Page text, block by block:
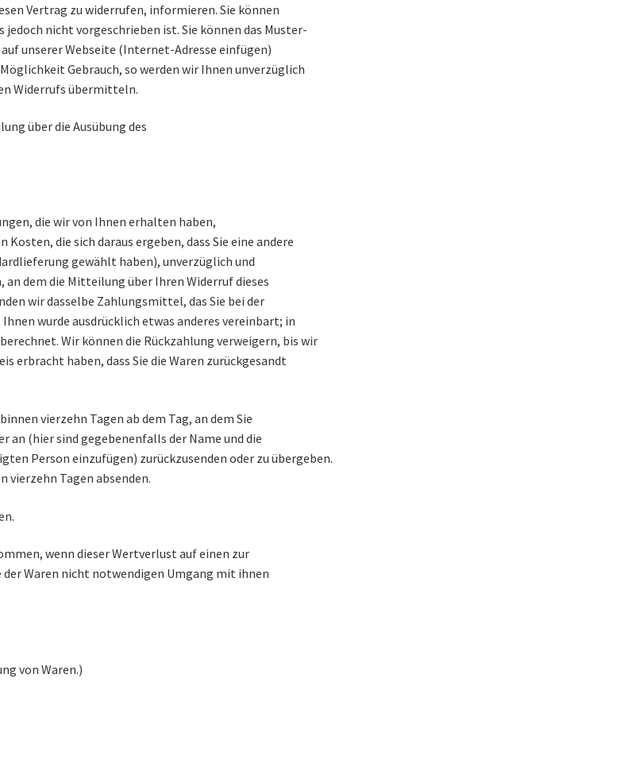
Vertrag zu widerrufen, informieren. Sie können
nicht vorgeschrieben ist. Sie können das Muster-
unserer Webseite (Internet-Adresse einfügen)
Gebrauch, so werden wir Ihnen unverzüglich
Widerrufs übermitteln.
über die Ausübung des
die wir von Ihnen erhalten haben,
die sich daraus ergeben, dass Sie eine andere
gewählt haben), unverzüglich und
dem die Mitteilung über Ihren Widerruf dieses
wir dasselbe Zahlungsmittel, das Sie bei der
wurde ausdrücklich etwas anderes vereinbart; in
Wir können die Rückzahlung verweigern, bis wir
erbracht haben, dass Sie die Waren zurückgesandt
vierzehn Tagen ab dem Tag, an dem Sie
an (hier sind gegebenenfalls der Name und die
Person einzufügen) zurückzusenden oder zu übergeben.
vierzehn Tagen absenden.
wenn dieser Wertverlust auf einen zur
Waren nicht notwendigen Umgang mit ihnen
von Waren.)